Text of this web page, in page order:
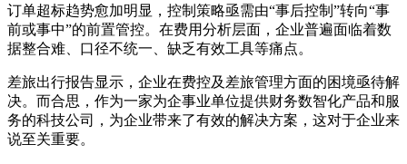
订单超标趋势愈加明显，控制策略亟需由“事后控制”转向“事
前或事中”的前置管控。在费用分析层面，企业普遍面临着数
据整合难、口径不统一、缺乏有效工具等痛点。
差旅出行报告显示，企业在费控及差旅管理方面的困境亟待解
决。而合思，作为一家为企事业单位提供财务数智化产品和服
务的科技公司，为企业带来了有效的解决方案，这对于企业来
说至关重要。